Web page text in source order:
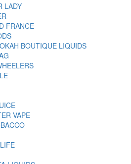
LADY
FRANCE
BOUTIQUE LIQUIDS
VAPE